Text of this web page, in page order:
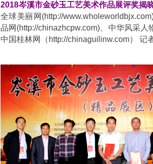
2018岑溪市金砂玉工艺美术作品展评奖揭
全球美丽网(http://www.wholeworldbjx.com
品网(http://chinazhcpw.com)、中华风采人
中国桂林网（ http://chinaguilinw.com） 记